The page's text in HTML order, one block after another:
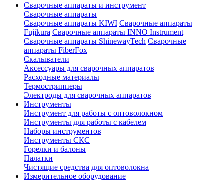
Сварочные аппараты и инструмент
Сварочные аппараты
Сварочные аппараты KIWI Сварочные аппараты
Fujikura Сварочные аппараты INNO Instrument
Сварочные аппараты ShinewayTech Cварочные
аппараты FiberFox
Скалыватели
Аксессуары для сварочных аппаратов
Расходные материалы
Термострипперы
Электроды для сварочных аппаратов
Инструменты
Инструмент для работы с оптоволокном
Инструменты для работы с кабелем
Наборы инструментов
Инструменты СКС
Горелки и балоны
Палатки
Чистящие средства для оптоволокна
Измерительное оборудование